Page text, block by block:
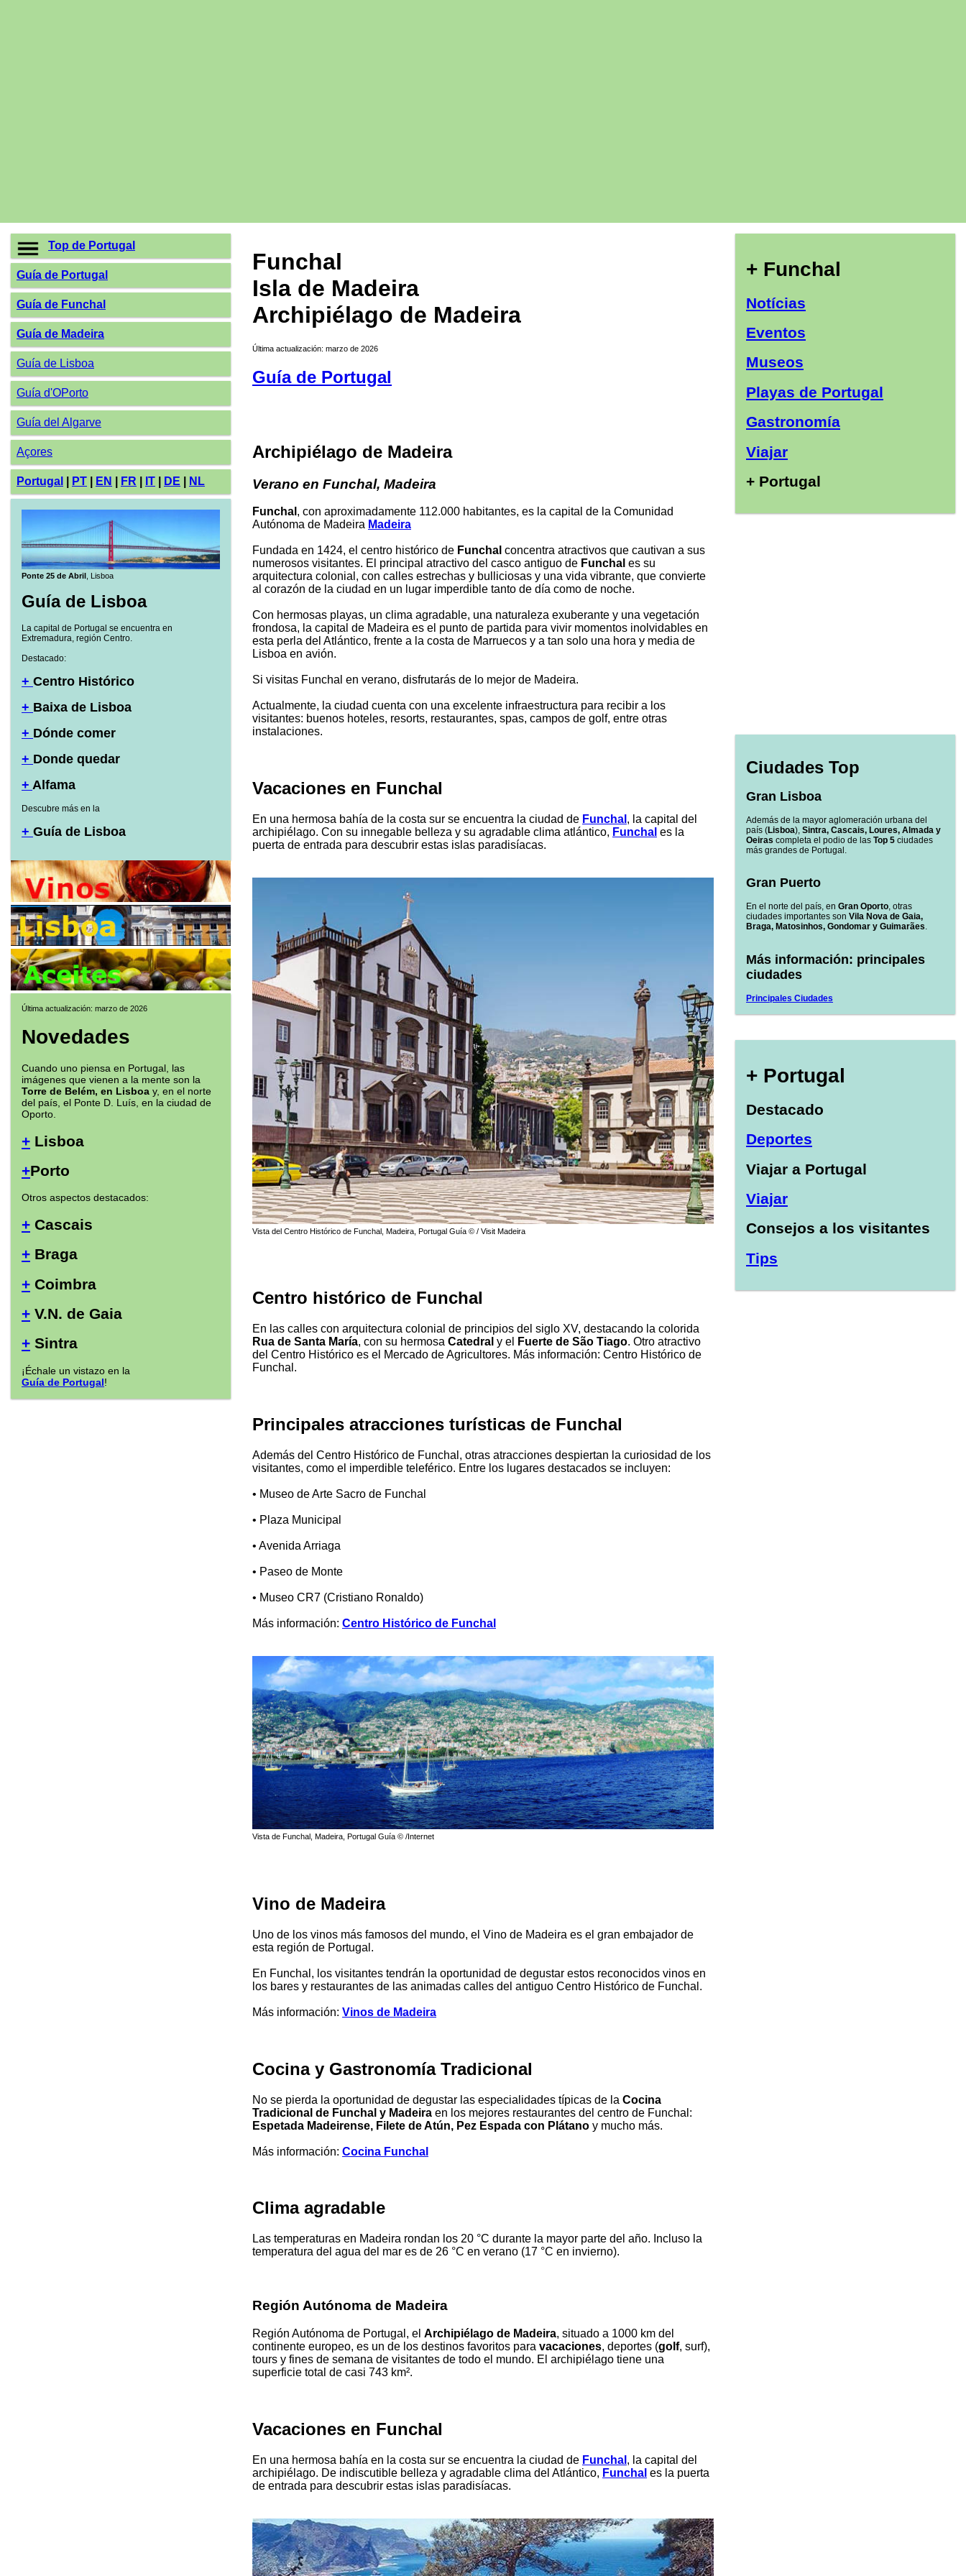
Top de Portugal
Guía de Portugal
Guía de Funchal
Guía de Madeira
Guía de Lisboa
Guía d'OPorto
Guía del Algarve
Açores
Portugal PT EN FR IT DE NL
Ponte 25 de Abril , Lisboa
Guía de Lisboa
La capital de Portugal se encuentra en
Extremadura, región Centro.
Destacado:
+ Centro Histórico
+ Baixa de Lisboa
+ Dónde comer
+ Donde quedar
+ Alfama
Descubre más en la
+ Guía de Lisboa
Última actualización: marzo de 2026
Novedades
Cuando uno piensa en Portugal, las
imágenes que vienen a la mente son la
Torre de Belém, en Lisboa y, en el norte
del país, el Ponte D. Luís, en la ciudad de
Oporto.
+ Lisboa
+Porto
Otros aspectos destacados:
+ Cascais
+ Braga
+ Coimbra
+ V.N. de Gaia
+ Sintra
¡Échale un vistazo en la
Guía de Portugal!
Funchal
Isla de Madeira
Archipiélago de Madeira
Última actualización: marzo de 2026
Guía de Portugal
Archipiélago de Madeira
Verano en Funchal, Madeira
Funchal , con aproximadamente 112.000 habitantes, es la capital de la Comunidad
Autónoma de Madeira Madeira
Fundada en 1424, el centro histórico de Funchal concentra atractivos que cautivan a sus
numerosos visitantes. El principal atractivo del casco antiguo de Funchal es su
arquitectura colonial, con calles estrechas y bulliciosas y una vida vibrante, que convierte
al corazón de la ciudad en un lugar imperdible tanto de día como de noche.
Con hermosas playas, un clima agradable, una naturaleza exuberante y una vegetación
frondosa, la capital de Madeira es el punto de partida para vivir momentos inolvidables en
esta perla del Atlántico, frente a la costa de Marruecos y a tan solo una hora y media de
Lisboa en avión.
Si visitas Funchal en verano, disfrutarás de lo mejor de Madeira.
Actualmente, la ciudad cuenta con una excelente infraestructura para recibir a los
visitantes: buenos hoteles, resorts, restaurantes, spas, campos de golf, entre otras
instalaciones.
Vacaciones en Funchal
En una hermosa bahía de la costa sur se encuentra la ciudad de Funchal , la capital del
archipiélago. Con su innegable belleza y su agradable clima atlántico, Funchal es la
puerta de entrada para descubrir estas islas paradisíacas.
Vista del Centro Histórico de Funchal, Madeira, Portugal Guía © / Visit Madeira
Centro histórico de Funchal
En las calles con arquitectura colonial de principios del siglo XV, destacando la colorida
Rua de Santa María, con su hermosa Catedral y el Fuerte de São Tiago. Otro atractivo
del Centro Histórico es el Mercado de Agricultores. Más información: Centro Histórico de
Funchal.
Principales atracciones turísticas de Funchal
Además del Centro Histórico de Funchal, otras atracciones despiertan la curiosidad de los
visitantes, como el imperdible teleférico. Entre los lugares destacados se incluyen:
• Museo de Arte Sacro de Funchal
• Plaza Municipal
• Avenida Arriaga
• Paseo de Monte
• Museo CR7 (Cristiano Ronaldo)
Más información: Centro Histórico de Funchal
Vista de Funchal, Madeira, Portugal Guía © /Internet
Vino de Madeira
Uno de los vinos más famosos del mundo, el Vino de Madeira es el gran embajador de
esta región de Portugal.
En Funchal, los visitantes tendrán la oportunidad de degustar estos reconocidos vinos en
los bares y restaurantes de las animadas calles del antiguo Centro Histórico de Funchal.
Más información: Vinos de Madeira
Cocina y Gastronomía Tradicional
No se pierda la oportunidad de degustar las especialidades típicas de la Cocina
Tradicional de Funchal y Madeira en los mejores restaurantes del centro de Funchal:
Espetada Madeirense, Filete de Atún, Pez Espada con Plátano y mucho más.
Más información: Cocina Funchal
Clima agradable
Las temperaturas en Madeira rondan los 20 °C durante la mayor parte del año. Incluso la
temperatura del agua del mar es de 26 °C en verano (17 °C en invierno).
Región Autónoma de Madeira
Región Autónoma de Portugal, el Archipiélago de Madeira, situado a 1000 km del
continente europeo, es un de los destinos favoritos para vacaciones, deportes (golf, surf),
tours y fines de semana de visitantes de todo el mundo. El archipiélago tiene una
superficie total de casi 743 km².
Vacaciones en Funchal
En una hermosa bahía en la costa sur se encuentra la ciudad de Funchal , la capital del
archipiélago. De indiscutible belleza y agradable clima del Atlántico, Funchal es la puerta
de entrada para descubrir estas islas paradisíacas.
+ Funchal
Notícias
Eventos
Museos
Playas de Portugal
Gastronomía
Viajar
+ Portugal
Ciudades Top
Gran Lisboa
Además de la mayor aglomeración urbana del
país (Lisboa), Sintra, Cascais, Loures, Almada y
Oeiras completa el podio de las Top 5 ciudades
más grandes de Portugal.
Gran Puerto
En el norte del país, en Gran Oporto, otras
ciudades importantes son Vila Nova de Gaia,
Braga, Matosinhos, Gondomar y Guimarães.
Más información: principales
ciudades
Principales Ciudades
+ Portugal
Destacado
Deportes
Viajar a Portugal
Viajar
Consejos a los visitantes
Tips